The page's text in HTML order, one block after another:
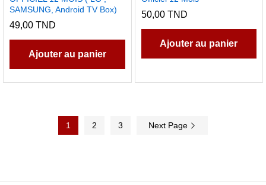
SAMSUNG, Android TV Box)
49,00 TND
Ajouter au panier
50,00 TND
Ajouter au panier
1 2 3 Next Page